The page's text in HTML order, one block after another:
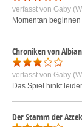
verfasst von Gaby
Momentan
Chroniken von
verfasst von Gaby
Das Spiel hinkt
Der Stamm der